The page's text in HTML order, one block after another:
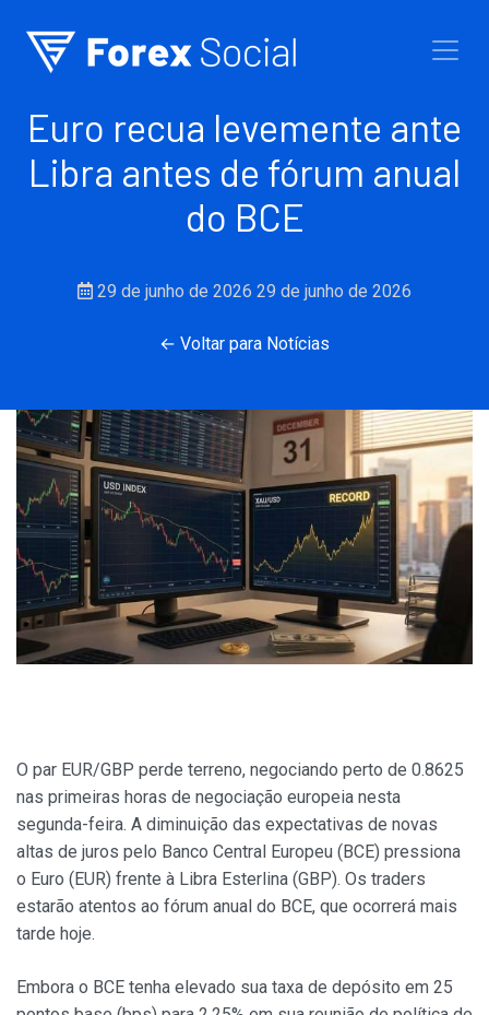
Euro recua levemente ante
Libra antes de fórum anual
do BCE
29 de junho de 2026 29 de junho de 2026
← Voltar para Notícias
O par EUR/GBP perde terreno, negociando perto de 0.8625
nas primeiras horas de negociação europeia nesta
segunda-feira. A diminuição das expectativas de novas
altas de juros pelo Banco Central Europeu (BCE) pressiona
o Euro (EUR) frente à Libra Esterlina (GBP). Os traders
estarão atentos ao fórum anual do BCE, que ocorrerá mais
tarde hoje.
Embora o BCE tenha elevado sua taxa de depósito em 25